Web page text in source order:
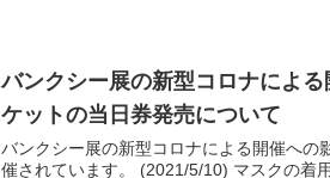
バンクシー展の新型コロナによ
ケットの当日券発売について
バンクシー展の新型コロナによる開催への
催されています。 (2021/5/10) マスクの着